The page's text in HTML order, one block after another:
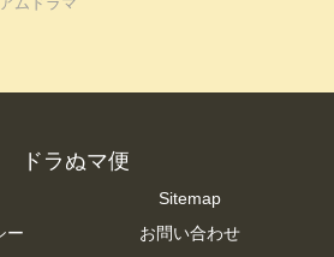
ドラぬマ便
Sitemap
ー
お問い合わせ